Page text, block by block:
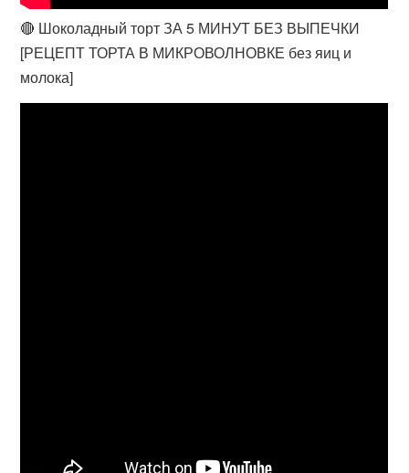
🔴 Шоколадный торт ЗА 5 МИНУТ БЕЗ ВЫПЕЧКИ
[РЕЦЕПТ ТОРТА В МИКРОВОЛНОВКЕ без яиц и
молока]